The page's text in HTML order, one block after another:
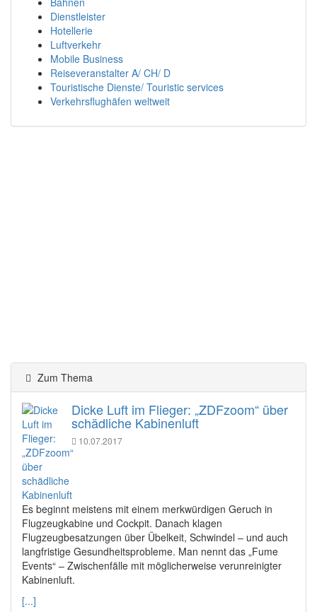
Dienstleister
Hotellerie
Luftverkehr
Mobile Business
Reiseveranstalter A/ CH/ D
Touristische Dienste/ Touristic services
Verkehrsflughäfen weltweit
Zum Thema
Dicke Luft im Flieger: „ZDFzoom“ über
schädliche Kabinenluft
10.07.2017
Es beginnt meistens mit einem merkwürdigen Geruch in
Flugzeugkabine und Cockpit. Danach klagen
Flugzeugbesatzungen über Übelkeit, Schwindel – und auch
langfristige Gesundheitsprobleme. Man nennt das „Fume
Events“ – Zwischenfälle mit möglicherweise verunreinigter
Kabinenluft.
[...]